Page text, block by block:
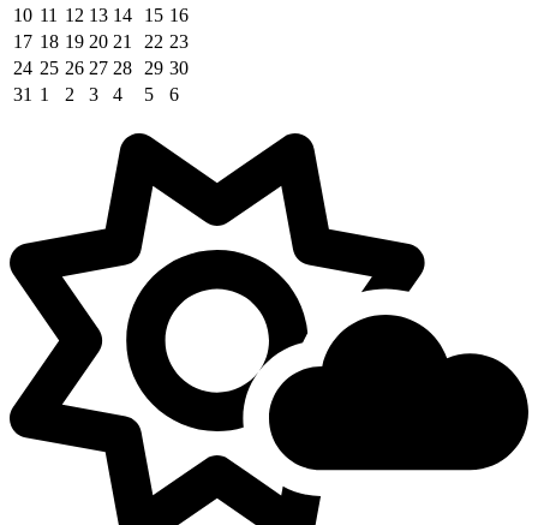
10 11 12 13 14 15 16
17 18 19 20 21 22 23
24 25 26 27 28 29 30
31 1 2 3 4 5 6